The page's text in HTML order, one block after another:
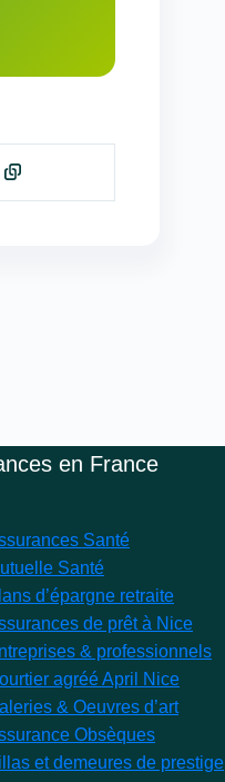
en France
Santé
Santé
d’épargne retraite
de prêt à Nice
& professionnels
agréé April Nice
& Oeuvres d’art
Obsèques
et demeures de prestige